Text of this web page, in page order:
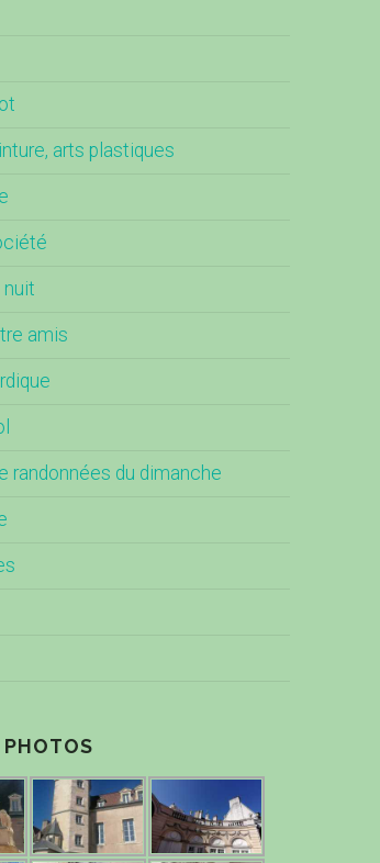
arts plastiques
nuit
amis
randonnées du dimanche